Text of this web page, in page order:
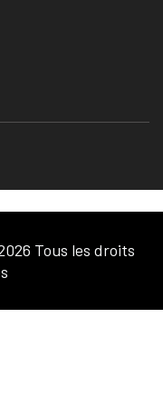
Tous les droits